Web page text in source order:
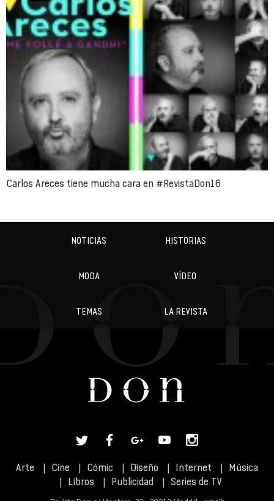
Carlos Areces tiene mucha cara en #RevistaDon16
NOTICIAS HISTORIAS
MODA VÍDEO
TEMAS LA REVISTA
Arte Cine Cómic Diseño Internet
Música
Libros
Publicidad Series de TV